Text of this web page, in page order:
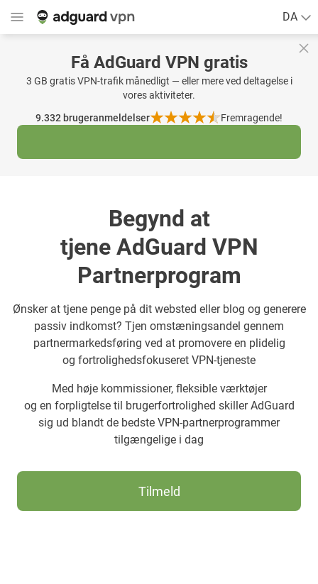
DA
Få AdGuard VPN gratis
3 GB gratis VPN-trafik månedligt — eller mere ved deltagelse i
vores aktiviteter.
9.332 brugeranmeldelser Fremragende!
Begynd at
tjene AdGuard VPN
Partnerprogram
Ønsker at tjene penge på dit websted eller blog og generere
passiv indkomst? Tjen omstæningsandel gennem
partnermarkedsføring ved at promovere en plidelig
og fortrolighedsfokuseret VPN-tjeneste
Med høje kommissioner, fleksible værktøjer
og en forpligtelse til brugerfortrolighed skiller AdGuard
sig ud blandt de bedste VPN-partnerprogrammer
tilgængelige i dag
Tilmeld